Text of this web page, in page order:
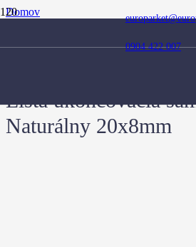
0904 422 007
Domov
Ukončovacie lišty
Lišta ukončovacia
Naturálny 20x8mm